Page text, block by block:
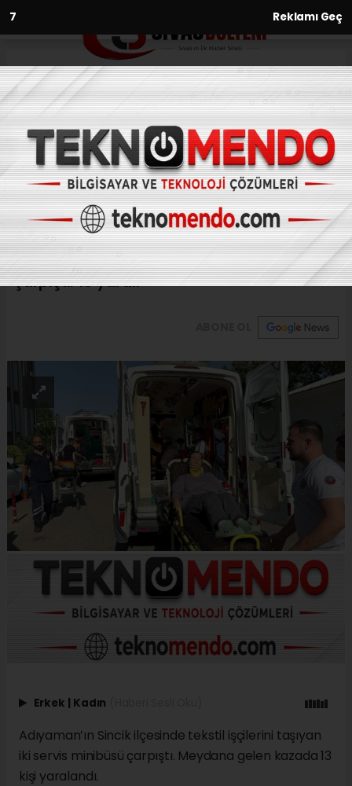
6 Reklamı Geç
Anasayfa Asayiş
Adıyaman’da işçileri taşıyan 2
minibüs çarpıştı: 13 yaralı
ASAYIŞ
(İHA) - İhlas Haber Ajansı | 31.07.2024 - 11:01, Güncelleme: 31.07.2024 -
10:53
Adıyaman’da işçileri taşıyan 2 minibüs
çarpıştı: 13 yaralı
Erkek | Kadın
Adıyaman’ın Sincik ilçesinde tekstil işçilerini taşıyan
iki servis minibüsü çarpıştı. Meydana gelen kazada 13
kişi yaralandı.